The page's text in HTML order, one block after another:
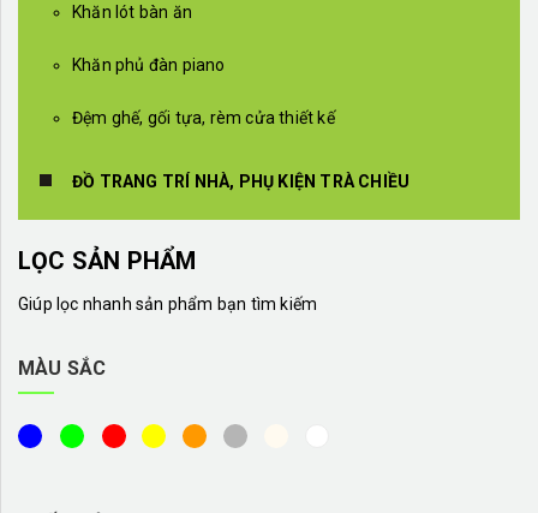
Khăn lót bàn ăn
Khăn phủ đàn piano
Đệm ghế, gối tựa, rèm cửa thiết kế
ĐỒ TRANG TRÍ NHÀ, PHỤ KIỆN TRÀ CHIỀU
LỌC SẢN PHẨM
Giúp lọc nhanh sản phẩm bạn tìm kiếm
MÀU SẮC